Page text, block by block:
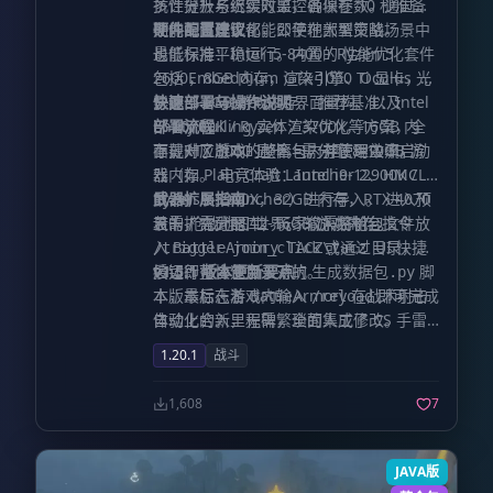
抗性提升与迟缓效果，确保在 10 秒准备
期内每位玩家都能公平地部署策略。
多计分板系统实时监控各项参数。通过对
性能的高度优化，即使在大型交战场景中
也能保持平稳运行。内置的 性能优化套件
包括 Embeddium 渲染引擎、Oculus 光
影接口、ModernUI 界面重构、以及
Entity Culling 实体渲染优化等方案，全
面提升了游戏的帧率与内存管理效率。
硬件配置建议
最低标准：Intel i5-8400 / Ryzen 5
2600，8GB 内存，GTX 1050 Ti 显卡，需
分配 4-6GB 游戏内存。 推荐基准：Intel
i7-10700K / Ryzen 7 3700X，16GB 内
存，RTX 3060 显卡，需分配 8-10GB 游
戏内存。 电竞体验：Intel i9-12900K /
Ryzen 9 5900X，32GB 内存，RTX 4070
显卡，需分配 12-16GB 游戏内存。
快速部署与操作说明
部署流程
下载对应版本的整合包，并使用主流启动
器（如 Plain Craft Launcher 2、HMCL
或 Prism Launcher）进行导入。 进入预
设的 枪战地图 世界。 输入控制台指令
/trigger join_click或通过 UI 快捷
按钮即可快速加入对抗。
武器扩展指南
若需扩充武器库，玩家仅需将枪包文件放
入BattleArmory TACZ\tacz目录，随
后运行整合包目录下的生成数据包.py 脚
本，最后在游戏内输入/reload即可完成
自动化合入，无需繁琐的人工修改。
v1.5.1 版本更新要点
本版本标志着 BattleArmory 在战术射击
体验上的新里程碑，全面集成了 CS 手雷
投掷物系统，优化了战场公平性准备机
制，简化了枪包扩展的执行流程，并针对
性能损耗进行了深度代码审计，确保在该
版本下玩家能够获得最流畅的战斗反馈。
1.20.1 战斗
1,608 7
JAVA版